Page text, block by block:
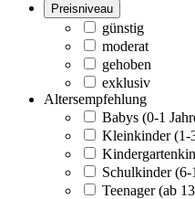
Preisniveau
günstig
moderat
gehoben
exklusiv
Altersempfehlung
Babys (0-1
Kleinkinder (1-
Schulkinder (6-
Teenager (ab